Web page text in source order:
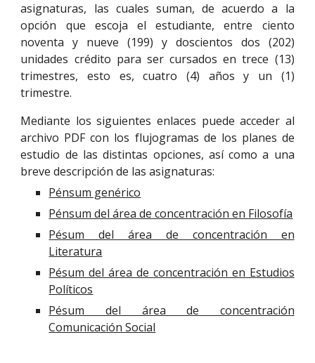
asignaturas, las cuales suman, de acuerdo a la
opción que escoja el estudiante, entre ciento
noventa y nueve (199) y doscientos dos (202)
unidades crédito para ser cursados en trece (13)
trimestres, esto es, cuatro (4) años y un (1)
trimestre.
Mediante los siguientes enlaces puede acceder al
archivo PDF con los flujogramas de los planes de
estudio de las distintas opciones, así como a una
breve descripción de las asignaturas:
Pénsum genérico
Pénsum del área de concentración en Filosofía
Pésum del área de concentración en
Literatura
Pésum del área de concentración en Estudios
Políticos
Pésum del área de concentración
Comunicación Social